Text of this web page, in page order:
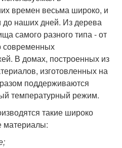
времен весьма широко, и
наших дней. Из дерева
самого разного типа - от
В домах, построенных из
изготовленных на
поддерживаются
температурный режим.
такие широко
материалы: